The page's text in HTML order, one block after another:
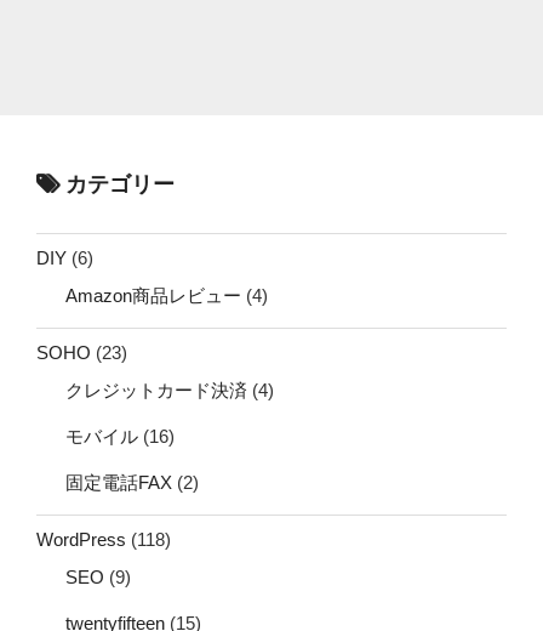
カテゴリー
DIY (6)
Amazon商品レビュー (4)
SOHO (23)
クレジットカード決済 (4)
モバイル (16)
固定電話FAX (2)
WordPress (118)
SEO (9)
twentyfifteen (15)